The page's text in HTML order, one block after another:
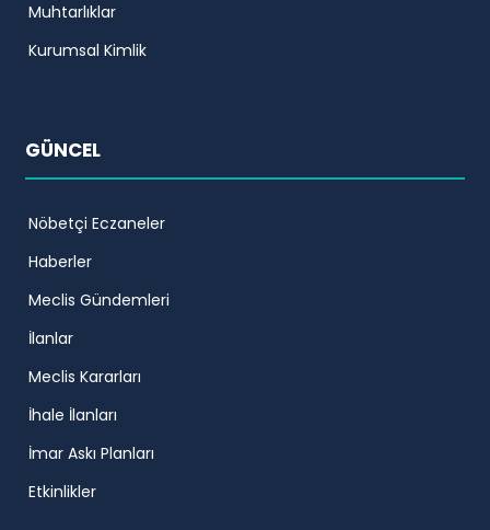
Muhtarlıklar
Kurumsal Kimlik
GÜNCEL
Nöbetçi Eczaneler
Haberler
Meclis Gündemleri
İlanlar
Meclis Kararları
İhale İlanları
İmar Askı Planları
Etkinlikler